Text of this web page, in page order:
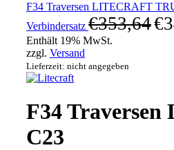
F34 Traversen LITECRAFT
Verbindersatz €353,64€
Enthält 19% MwSt.
zzgl. Versand
Lieferzeit: nicht angegeben
F34
C23